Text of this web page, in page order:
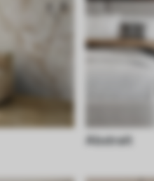
Abstrait